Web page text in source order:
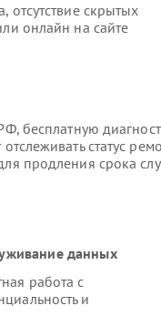
отсутствие скрытых
онлайн на сайте
бесплатную
статус
продления срока
данных
работа с
и